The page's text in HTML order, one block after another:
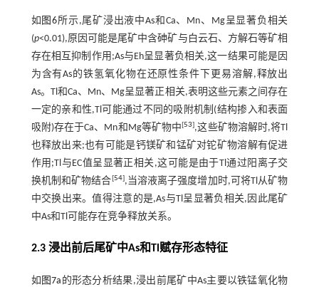
如 图6所示,尾矿浸出液中As和Ca、Mn、Mg呈显著负相关
(p<0.01),原因可能是尾矿中含砷矿与白云石、方解石等矿相
存在相互抑制作用;As与Eh呈显著负相关,这一结果可能是因
为含有As的铁氢氧化物在还原性条件下更易溶解,释放出
As。Tl和Ca、Mn、Mg呈显著正相关,表明这些元素之间存在
一定的亲和性,Tl可能通过不同的吸附机制(结构掺入和表面
吸附)存在于Ca、Mn和Mg等矿物中[53],这些矿物溶解时,将Tl
也释放出来;也有可能是钙镁矿和锰矿对铊矿物溶解有促进
作用;Tl与EC值呈显著正相关,这可能是由于Tl通过阳离子交
换机制和矿物结合[54],当溶液离子强度增加时,可将Tl从矿物
中交换出来。值得注意的是,As与Tl呈显著负相关,因此尾矿
中As和Tl可能存在竞争释放关系。
2.3 浸出前后尾矿中As和Tl赋存形态特征
如 图7a 的形态分析结果,浸出前尾矿中As主要以铁锰氧化物